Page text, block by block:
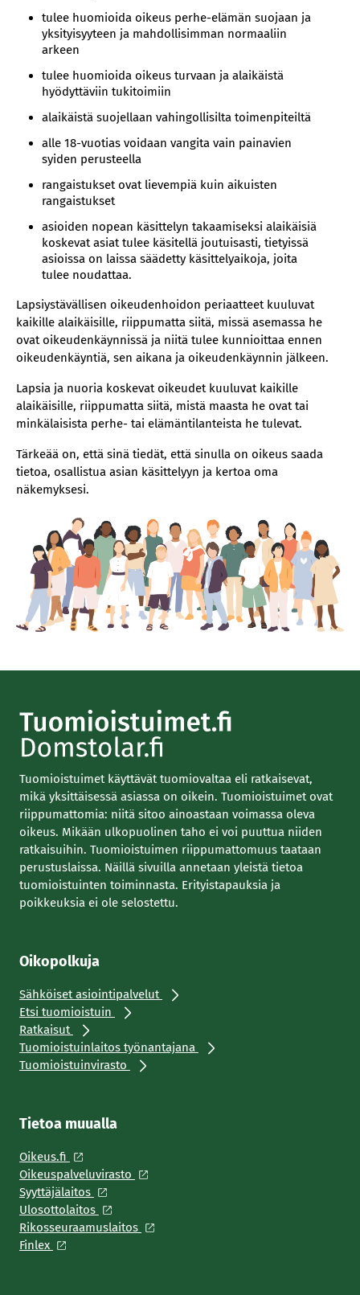
tulee huomioida oikeus perhe-elämän suojaan ja
yksityisyyteen ja mahdollisimman normaaliin
arkeen
tulee huomioida oikeus turvaan ja alaikäistä
hyödyttäviin tukitoimiin
alaikäistä suojellaan vahingollisilta toimenpiteiltä
alle 18-vuotias voidaan vangita vain painavien
syiden perusteella
rangaistukset ovat lievempiä kuin aikuisten
rangaistukset
asioiden nopean käsittelyn takaamiseksi alaikäisiä
koskevat asiat tulee käsitellä joutuisasti, tietyissä
asioissa on laissa säädetty käsittelyaikoja, joita
tulee noudattaa.
Lapsiystävällisen oikeudenhoidon periaatteet kuuluvat
kaikille alaikäisille, riippumatta siitä, missä asemassa he
ovat oikeudenkäynnissä ja niitä tulee kunnioittaa ennen
oikeudenkäyntiä, sen aikana ja oikeudenkäynnin jälkeen.
Lapsia ja nuoria koskevat oikeudet kuuluvat kaikille
alaikäisille, riippumatta siitä, mistä maasta he ovat tai
minkälaisista perhe- tai elämäntilanteista he tulevat.
Tärkeää on, että sinä tiedät, että sinulla on oikeus saada
tietoa, osallistua asian käsittelyyn ja kertoa oma
näkemyksesi.
Tuomioistuimet käyttävät tuomiovaltaa eli ratkaisevat,
mikä yksittäisessä asiassa on oikein. Tuomioistuimet ovat
riippumattomia: niitä sitoo ainoastaan voimassa oleva
oikeus. Mikään ulkopuolinen taho ei voi puuttua niiden
ratkaisuihin. Tuomioistuimen riippumattomuus taataan
perustuslaissa. Näillä sivuilla annetaan yleistä tietoa
tuomioistuinten toiminnasta. Erityistapauksia ja
poikkeuksia ei ole selostettu.
Oikopolkuja
Sähköiset asiointipalvelut
Etsi tuomioistuin
Ratkaisut
Tuomioistuinlaitos työnantajana
Tuomioistuinvirasto
Tietoa muualla
Oikeus.fi
Oikeuspalveluvirasto
Syyttäjälaitos
Ulosottolaitos
Rikosseuraamuslaitos
Finlex